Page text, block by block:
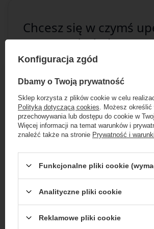
Chcesz się w czymś
masz dodatkowe
Skorzystaj z naszej
+48 796 758 658
Zapytaj o ten
Specyfikacja
Dołącz do
Computers
Zgarnij jako pierwszy
rabatach w naszym
...lub zadzwoń od razu, aby
przy zamówieniu
50 zł
Rabat 50 zł przy zamówieniach
obejmuje zamówień
Konfiguracja zgód
Dbamy o Twoją prywatność
Sklep korzysta z plików cookie w celu
Polityką dotyczącą cookies . Możesz określić
przechowywania lub dostępu do cookie w
Więcej informacji na temat warunków i
znaleźć także na stronie Prywatność i
Funkcjonalne pliki cookie
Analityczne pliki cookie
Reklamowe pliki cookie